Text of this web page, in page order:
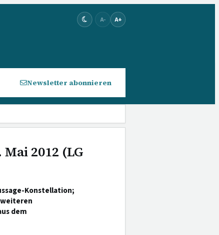
A- A+
Newsletter abonnieren
2012 (LG
Konstellation;
dem